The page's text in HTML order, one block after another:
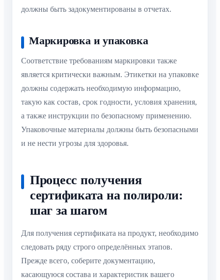
должны быть задокументированы в отчетах.
Маркировка и упаковка
Соответствие требованиям маркировки также
является критически важным. Этикетки на упаковке
должны содержать необходимую информацию,
такую как состав, срок годности, условия хранения,
а также инструкции по безопасному применению.
Упаковочные материалы должны быть безопасными
и не нести угрозы для здоровья.
Процесс получения
сертификата на полироли:
шаг за шагом
Для получения сертификата на продукт, необходимо
следовать ряду строго определённых этапов.
Прежде всего, соберите документацию,
касающуюся состава и характеристик вашего